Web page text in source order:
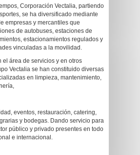
Corporación Vectalia, partiendo
se ha diversificado mediante
empresas y mercantiles que
de autobuses, estaciones de
estacionamientos regulados y
vinculadas a la movilidad.
el área de servicios y en otros
Vectalia se han constituido diversas
en limpieza, mantenimiento,
eventos, restauración, catering,
y bodegas. Dando servicio para
público y privado presentes en todo
e internacional.